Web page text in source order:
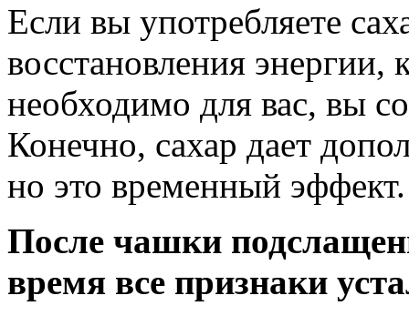
Если вы употребляете
восстановления энергии,
необходимо для вас, вы
Конечно, сахар дает
но это временный эффект.
После чашки
время все признаки